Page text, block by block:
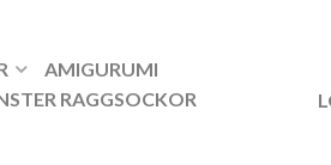
AMIGURUMI
RAGGSOCKOR